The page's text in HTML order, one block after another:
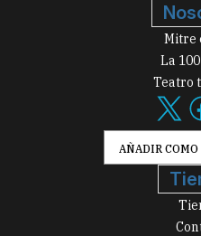
Mitre
La
Teatro
AÑADIR